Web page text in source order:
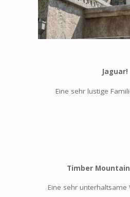
Jaguar!
Eine sehr lustige
Timber
Eine sehr unterhaltsame